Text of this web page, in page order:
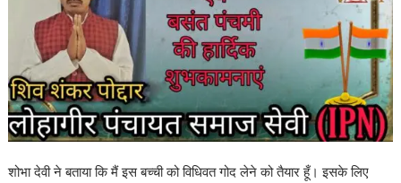
शोभा देवी ने बताया कि मैं इस बच्ची को विधिवत गोद लेने को तैयार हूँ। इसके लिए